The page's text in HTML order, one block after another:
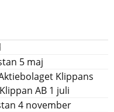
5 maj
Klippans
AB 1 juli
4 november